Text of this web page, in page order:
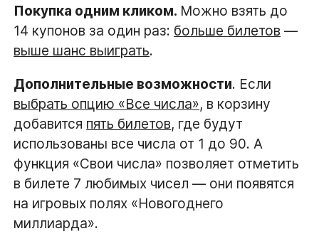
Покупка одним кликом. Можно взять до
14 купонов за один раз: больше билетов —
выше шанс выиграть.
Дополнительные возможности. Если
выбрать опцию «Все числа», в корзину
добавится пять билетов, где будут
использованы все числа от 1 до 90. А
функция «Свои числа» позволяет отметить
в билете 7 любимых чисел — они появятся
на игровых полях «Новогоднего
миллиарда».